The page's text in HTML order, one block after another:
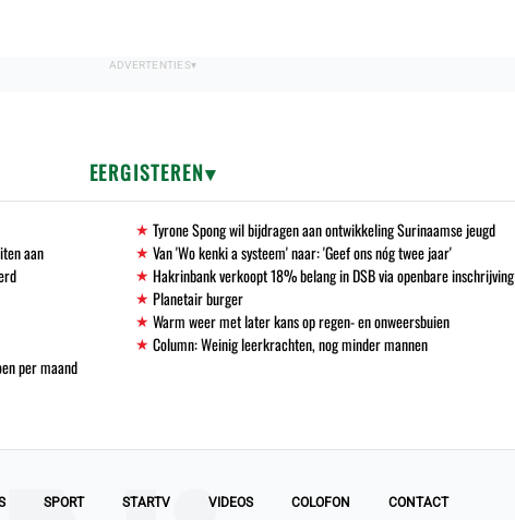
EERGISTEREN
Tyrone Spong wil bijdragen aan ontwikkeling Surinaamse jeugd
aan
Van 'Wo kenki a systeem' naar: 'Geef ons nóg twee jaar'
Hakrinbank verkoopt 18% belang in DSB via openbare inschrijving
Planetair burger
Warm weer met later kans op regen- en onweersbuien
Column: Weinig leerkrachten, nog minder mannen
per maand
SPORT STARTV VIDEOS COLOFON CONTACT